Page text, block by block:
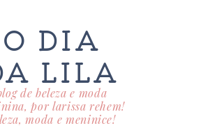
O DIA
LILA
de beleza e moda
por larissa rehem!
moda e meninice!